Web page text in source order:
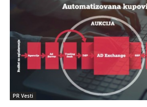
PR Vesti